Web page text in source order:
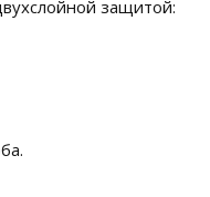
защитой: